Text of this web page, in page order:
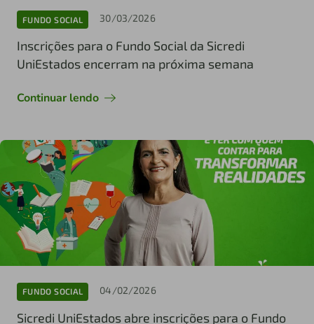
FUNDO SOCIAL 30/03/2026
Inscrições para o Fundo Social da Sicredi
UniEstados encerram na próxima semana
Continuar lendo
FUNDO SOCIAL 04/02/2026
Sicredi UniEstados abre inscrições para o Fundo